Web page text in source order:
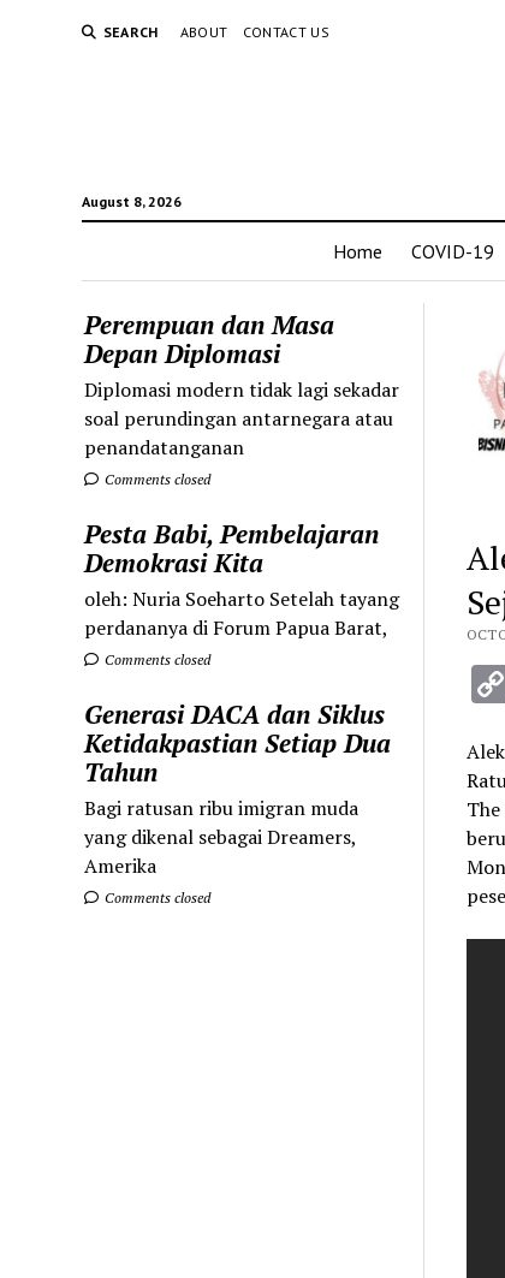
SEARCH ABOUT CONTACT US
August 8, 2026
Home COVID-19
Perempuan dan Masa
Depan Diplomasi
Diplomasi modern tidak lagi sekadar
soal perundingan antarnegara atau
penandatanganan
Comments closed
Pesta Babi, Pembelajaran
Demokrasi Kita
oleh: Nuria Soeharto Setelah tayang
perdananya di Forum Papua Barat,
Comments closed
Generasi DACA dan Siklus
Ketidakpastian Setiap Dua
Tahun
Bagi ratusan ribu imigran muda
yang dikenal sebagai Dreamers,
Amerika
Comments closed